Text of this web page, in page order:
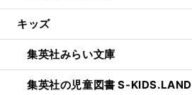
キッズ
集英社みらい文庫
集英社の児童図書 S-KIDS.LAND